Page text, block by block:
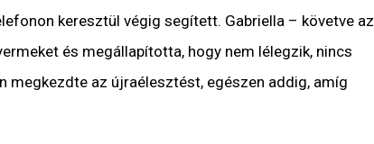
keresztül végig segített. Gabriella – követve az
és megállapította, hogy nem lélegzik, nincs
megkezdte az újraélesztést, egészen addig, amíg